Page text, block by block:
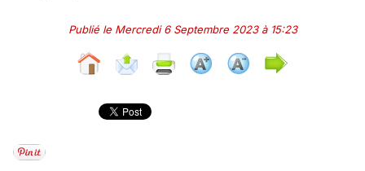
Publié le Mercredi 6 Septembre 2023 à 15:23